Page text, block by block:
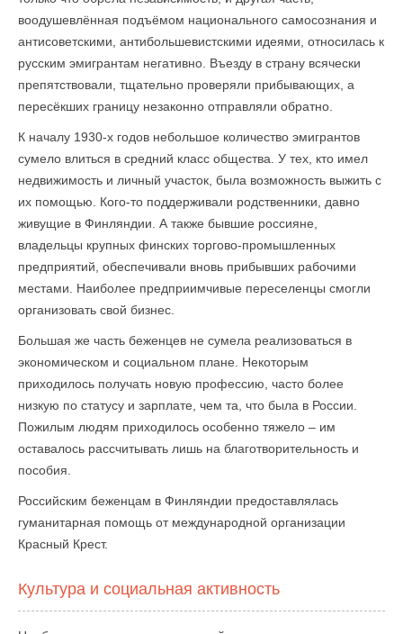
воодушевлённая подъёмом национального самосознания и
антисоветскими, антибольшевистскими идеями, относилась к
русским эмигрантам негативно. Въезду в страну всячески
препятствовали, тщательно проверяли прибывающих, а
пересёкших границу незаконно отправляли обратно.
К началу 1930-х годов небольшое количество эмигрантов
сумело влиться в средний класс общества. У тех, кто имел
недвижимость и личный участок, была возможность выжить с
их помощью. Кого-то поддерживали родственники, давно
живущие в Финляндии. А также бывшие россияне,
владельцы крупных финских торгово-промышленных
предприятий, обеспечивали вновь прибывших рабочими
местами. Наиболее предприимчивые переселенцы смогли
организовать свой бизнес.
Большая же часть беженцев не сумела реализоваться в
экономическом и социальном плане. Некоторым
приходилось получать новую профессию, часто более
низкую по статусу и зарплате, чем та, что была в России.
Пожилым людям приходилось особенно тяжело – им
оставалось рассчитывать лишь на благотворительность и
пособия.
Российским беженцам в Финляндии предоставлялась
гуманитарная помощь от международной организации
Красный Крест.
Культура и социальная активность